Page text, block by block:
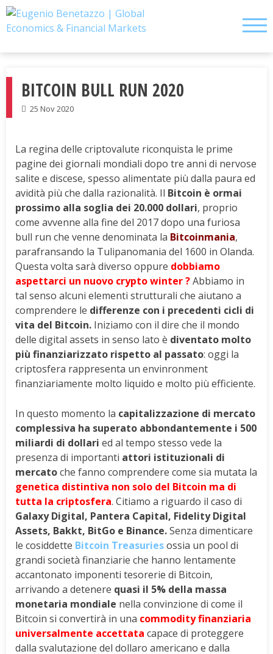
Skip
to
BITCOIN BULL RUN 2020
25 Nov 2020
La regina delle criptovalute riconquista le prime
pagine dei giornali mondiali dopo tre anni di nervose
salite e discese, spesso alimentate più dalla paura ed
avidità più che dalla razionalità. Il Bitcoin è ormai
prossimo alla soglia dei 20.000 dollari, proprio
come avvenne alla fine del 2017 dopo una furiosa
bull run che venne denominata la Bitcoinmania,
parafransando la Tulipanomania del 1600 in Olanda.
Questa volta sarà diverso oppure dobbiamo
aspettarci un nuovo crypto winter ?Abbiamo in
tal senso alcuni elementi strutturali che aiutano a
comprendere le differenze con i precedenti cicli di
vita del Bitcoin. Iniziamo con il dire che il mondo
delle digital assets in senso lato è diventato molto
più finanziarizzato rispetto al passato: oggi la
criptosfera rappresenta un envinronment
finanziariamente molto liquido e molto più efficiente.
In questo momento la capitalizzazione di mercato
complessiva ha superato abbondantemente i 500
miliardi di dollari ed al tempo stesso vede la
presenza di importanti attori istituzionali di
mercatoche fanno comprendere come sia mutata la
genetica distintiva non solo del Bitcoin ma di
tutta la criptosfera. Citiamo a riguardo il caso di
Galaxy Digital, Pantera Capital, Fidelity Digital
Assets, Bakkt, BitGo e Binance.Senza dimenticare
le cosiddette Bitcoin Treasuriesossia un pool di
grandi società finanziarie che hanno lentamente
accantonato imponenti tesorerie di Bitcoin,
arrivando a detenere quasi il 5% della massa
monetaria mondiale nella convinzione di come il
Bitcoin si convertirà in una commodity finanziaria
universalmente accettata capace di proteggere
dalla svalutazione del dollaro americano e dalla